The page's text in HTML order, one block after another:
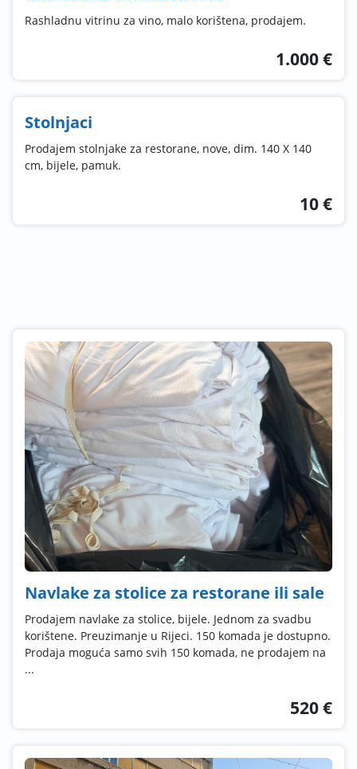
Rashladnu vitrinu za vino, malo korištena, prodajem.
1.000 €
Stolnjaci
Prodajem stolnjake za restorane, nove, dim. 140 X 140
cm, bijele, pamuk.
10 €
Navlake za stolice za restorane ili sale
Prodajem navlake za stolice, bijele. Jednom za svadbu
korištene. Preuzimanje u Rijeci. 150 komada je dostupno.
Prodaja moguća samo svih 150 komada, ne prodajem na
...
520 €